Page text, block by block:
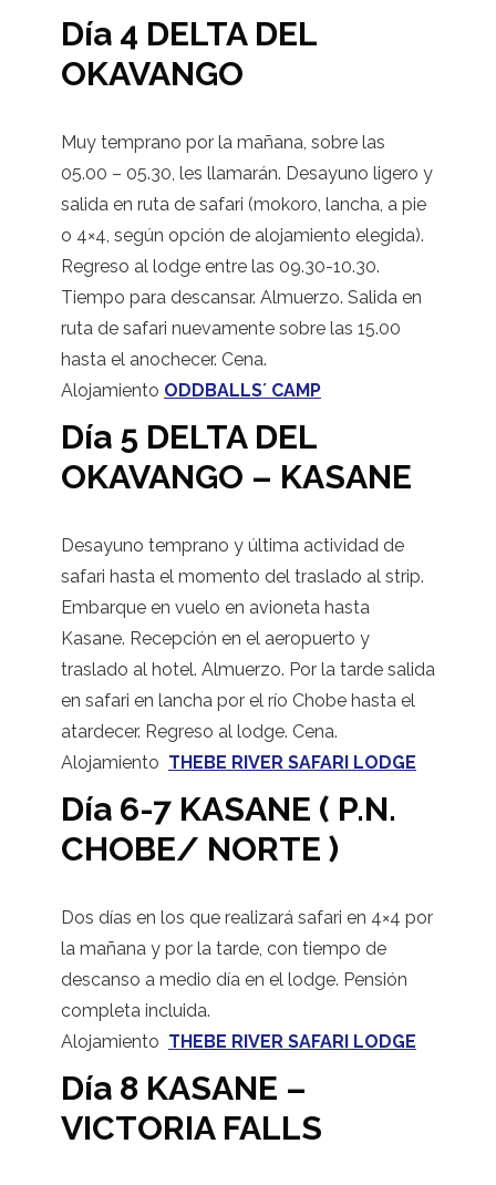
Día 4 DELTA DEL
OKAVANGO
Muy temprano por la mañana, sobre las
05.00 – 05.30, les llamarán. Desayuno ligero y
salida en ruta de safari (mokoro, lancha, a pie
o 4×4, según opción de alojamiento elegida).
Regreso al lodge entre las 09.30-10.30.
Tiempo para descansar. Almuerzo. Salida en
ruta de safari nuevamente sobre las 15.00
hasta el anochecer. Cena.
Alojamiento ODDBALLS´ CAMP
Día 5 DELTA DEL
OKAVANGO – KASANE
Desayuno temprano y última actividad de
safari hasta el momento del traslado al strip.
Embarque en vuelo en avioneta hasta
Kasane. Recepción en el aeropuerto y
traslado al hotel. Almuerzo. Por la tarde salida
en safari en lancha por el río Chobe hasta el
atardecer. Regreso al lodge. Cena.
Alojamiento THEBE RIVER SAFARI LODGE
Día 6-7 KASANE ( P.N.
CHOBE/ NORTE )
Dos días en los que realizará safari en 4×4 por
la mañana y por la tarde, con tiempo de
descanso a medio día en el lodge. Pensión
completa incluida.
Alojamiento THEBE RIVER SAFARI LODGE
Día 8 KASANE –
VICTORIA FALLS